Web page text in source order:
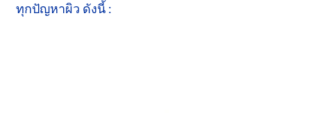
ทุกปัญหาผิว ดังนี้ :